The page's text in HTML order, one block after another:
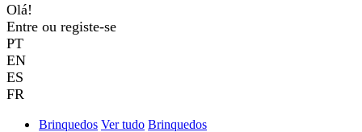
Olá!
Entre ou registe-se
PT
EN
ES
FR
Brinquedos Ver tudo Brinquedos